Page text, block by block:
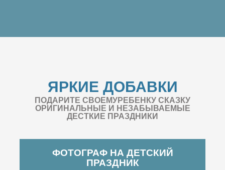
ЯРКИЕ ДОБАВКИ
ПОДАРИТЕ СВОЕМУРЕБЕНКУ СКАЗКУ
ОРИГИНАЛЬНЫЕ И НЕЗАБЫВАЕМЫЕ
ДЕСТКИЕ ПРАЗДНИКИ
ФОТОГРАФ НА ДЕТСКИЙ
ПРАЗДНИК